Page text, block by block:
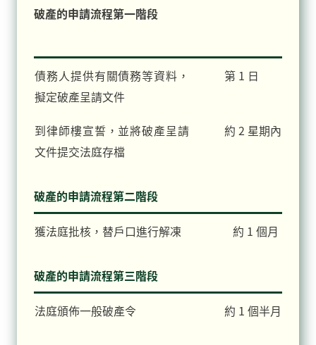
破產的申請流程第一階段
債務人提供有關債務等資料，
擬定破產呈請文件
第 1 日
到律師樓宣誓，並將破產呈請
文件提交法庭存檔
約 2 星期內
破產的申請流程第二階段
獲法庭批核，替戶口進行解凍 約 1 個月
破產的申請流程第三階段
法庭頒佈一般破產令 約 1 個半月